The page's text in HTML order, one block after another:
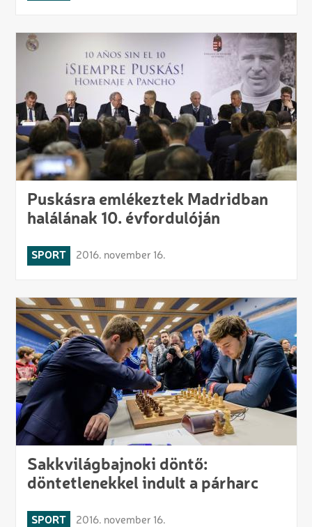
Puskásra emlékeztek Madridban
halálának 10. évfordulóján
SPORT 2016. november 16.
Sakkvilágbajnoki döntő:
döntetlenekkel indult a párharc
SPORT 2016. november 16.